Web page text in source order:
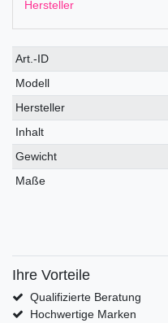
Hersteller
Art.-ID
Modell
Hersteller
Inhalt
Gewicht
Maße
Ihre Vorteile
Qualifizierte Beratung
Hochwertige Marken